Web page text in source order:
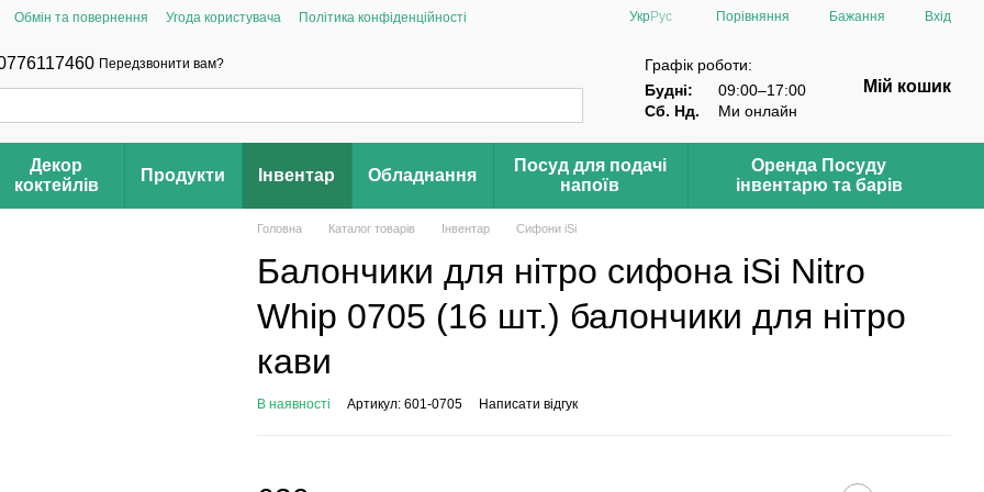
Обмін та повернення Угода користувача
Політика конфіденційності
УкрРус Порівняння Бажання Вхід
Передзвонити вам?
Графік роботи:
Будні:
09:00–17:00
Сб. Нд.
Ми онлайн
Мій кошик
Декор
коктейлів
Продукти Інвентар Обладнання
Посуд для подачі
напоїв
Оренда Посуду
інвентарю та барів
Головна Каталог товарів Інвентар Сифони iSi
Балончики для нітро сифона iSi Nitro
Whip 0705 (16 шт.) балончики для нітро
кави
В наявності Артикул: 601-0705 Написати відгук